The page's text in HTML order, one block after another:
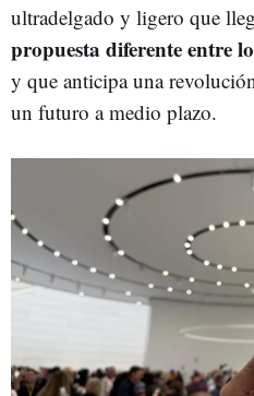
ultradelgado y ligero que
propuesta diferente entre
y que anticipa una
un futuro a medio plazo.